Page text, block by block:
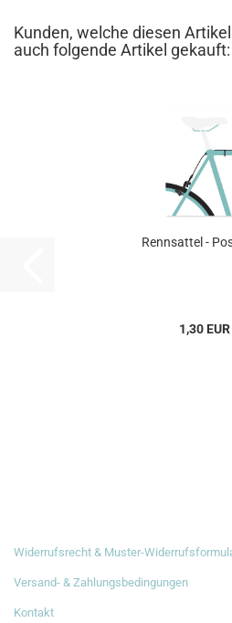
Kunden, welche diesen
auch folgende Artikel gekauft:
Rennsattel -
1,30 EUR
Widerrufsrecht & Muster-
Versand- & Zahlungsbedingungen
Kontakt